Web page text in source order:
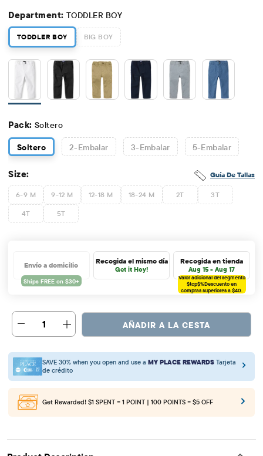
Department: TODDLER BOY
TODDLER BOY BIG BOY
Pack: Soltero
Soltero 2-Embalar 3-Embalar 5-Embalar
Guía De Tallas
Size:
6-9 M 9-12 M 12-18 M 18-24 M 2T 3T
4T 5T
Envío a domicilio Recogida el mismo día
Get it Hoy!
Recogida en tienda
Aug 15 - Aug 17
Valor adicional del segmento
$tcp$%Descuento en
compras superiores a $40.
1 AÑADIR A LA CESTA
SAVE 30% when you open and use a MY PLACE REWARDS Tarjeta
de crédito
Get Rewarded! $1 SPENT = 1 POINT | 100 POINTS = $5 OFF